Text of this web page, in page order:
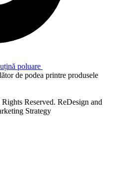
poluare
de podea printre produsele
Reserved. ReDesign and
Strategy